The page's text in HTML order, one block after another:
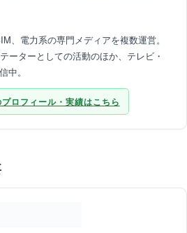
、電力系の専門メディアを複数運営。
ーターとしての活動のほか、テレビ・
中。
ロフィール・実績はこちら